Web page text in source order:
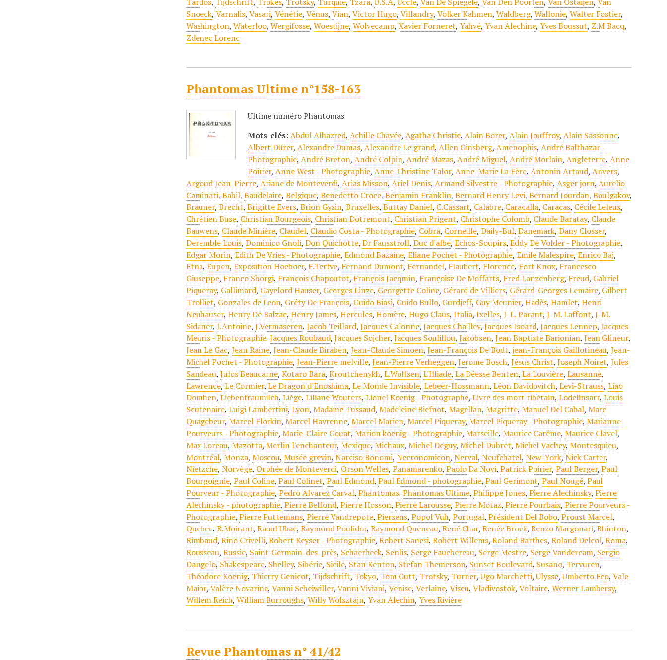
Snoeck,Varnalis,Vasari,Vénétie,Vénus,Vian,Victor Hugo,Villandry,Volker Kahmen,Waldberg,Wallonie,Walter Fostier,
Washington,Waterloo,Wergifosse,Woestijne,Wolvecamp,Xavier Forneret,Yahvé,Yvan Alechine,Yves Boussut, Z.M Bacq,
Zdenec Lorenc
Phantomas Ultime n°158-163
Ultime numéro Phantomas
Mots-clés:Abdul Alhazred,Achille Chavée,Agatha Christie,Alain Borer,Alain Jouffroy,Alain Sassonne,
Albert Dürer,Alexandre Dumas,Alexandre Le grand,Allen Ginsberg,Amenophis,André Balthazar -
Photographie,André Breton,André Colpin,André Mazas,André Miguel,André Morlain,Angleterre,Anne
Poirier,Anne West - Photographie,Anne-Christine Talor,Anne-Marie La Fère,Antonin Artaud,Anvers,
Argoud Jean-Pierre,Ariane de Monteverdi,Arias Misson,Ariel Denis,Armand Silvestre - Photographie,Asger jorn,Aurelio
Caminati,Babil,Baudelaire,Belgique,Benedetto Croce,Benjamin Franklin,Bernard Henry Levi,Bernard Jourdan,Boulgakov,
Brauner,Brecht,Brigitte Evers,Brion Gysin,Bruxelles,Buttay Daniel, C.Cassart, Calabre, Caracalla, Caracas, Cécile Leleux,
Chrétien Buse, Christian Bourgeois, Christian Dotremont, Christian Prigent, Christophe Colomb, Claude Baratay, Claude
Bauwens, Claude Minière, Claudel, Claudio Costa - Photographie, Cobra, Corneille,Daily-Bul,Danemark,Dany Closser,
Deremble Louis,Dominico Gnoli,Don Quichotte,Dr Fausstroll,Duc d'albe,Echos-Soupirs,Eddy De Volder - Photographie,
Edgar Morin,Edith De Vries - Photographie,Edmond Bazaine,Eliane Pochet - Photographie,Emile Malespire,Enrico Baj,
Etna,Eupen,Exposition Hoeboer, F.Terfve, Fernand Dumont, Fernandel, Flaubert, Florence, Fort Knox, Francesco
Giuseppe, Franco Sborgi, François Chapoutot, François Jacqmin, Françoise De Moffarts, Fred Lanzenberg, Freud, Gabriel
Piqueray, Gallimard, Gayelord Hauser, Georges Linze, Georgette Coline, Gérard de Villiers, Gérard-Georges Lemaire, Gilbert
Trolliet, Gonzales de Leon, Gréty De François, Guido Biasi, Guido Bullo, Gurdjeff, Guy Meunier,Hadès,Hamlet,Henri
Neuhauser,Henry De Balzac,Henry James,Hercules,Homère,Hugo Claus,Italia,Ixelles,J-L. Parant,J-M. Laffont,J-M.
Sidaner,J.Antoine,J.Vermaseren,Jacob Teillard,Jacques Calonne,Jacques Chailley,Jacques Isoard,Jacques Lennep,Jacques
Meuris - Photographie,Jacques Roubaud,Jacques Sojcher,Jacques Soulillou,Jakobsen,Jean Baptiste Barionian,Jean Glineur,
Jean Le Gac,Jean Raine,Jean-Claude Biraben,Jean-Claude Simoen,Jean-François De Bodt,jean-François Gaillotineau,Jean-
Michel Pochet - Photographie,Jean-Pierre melville,Jean-Pierre Verheggen,Jerome Bosch,Jésus Christ,Joseph Noiret,Jules
Sandeau,Julos Beaucarne,Kotaro Bara,Kroutchenykh,L.Wolfsen,L'Illiade,La Déesse Benten,La Louvière,Lausanne,
Lawrence,Le Cormier,Le Dragon d'Enoshima,Le Monde Invisible,Lebeer-Hossmann,Léon Davidovitch,Levi-Strauss,Liao
Domhen,Liebenfraumilch,Liège,Liliane Wouters,Lionel Koenig - Photographe,Livre des mort tibétain,Lodelinsart,Louis
Scutenaire,Luigi Lambertini,Lyon,Madame Tussaud,Madeleine Biefnot,Magellan,Magritte,Manuel Del Cabal,Marc
Quagebeur,Marcel Florkin,Marcel Havrenne,Marcel Marien,Marcel Piqueray,Marcel Piqueray - Photographie,Marianne
Pourveurs - Photographie,Marie-Claire Gouat,Marion koenig - Photographie,Marseille,Maurice Carême,Maurice Clavel,
Max Loreau,Mazotta,Merlin l'enchanteur,Mexique,Michaux,Michel Deguy,Michel Dubret,Michel Vachey,Montesquieu,
Montréal,Monza,Moscou,Musée grevin,Narciso Bonomi,Necronomicon,Nerval,Neufchatel,New-York,Nick Carter,
Nietzche,Norvège, Orphée de Monteverdi, Orson Welles,Panamarenko,Paolo Da Novi,Patrick Poirier,Paul Berger,Paul
Bourgoignie,Paul Coline,Paul Colinet,Paul Edmond,Paul Edmond - photographie,Paul Gerimont,Paul Nougé,Paul
Pourveur - Photographie,Pedro Alvarez Carval,Phantomas,Phantomas Ultime,Philippe Jones,Pierre Alechinsky,Pierre
Alechinsky - photographie,Pierre Belfond,Pierre Hosson,Pierre Larousse,Pierre Motaz,Pierre Pourbaix,Pierre Pourveurs -
Photographie,Pierre Puttemans,Pierre Vandrepote,Piersens,Popol Vuh,Portugal,Président Del Bobo,Proust Marcel,
Quebec,R.Moirant,Raoul Ubac,Raymond Poulidor,Raymond Queneau,René Char,Renée Brock,Renzo Margonari,Rhinton,
Rimbaud,Rino Crivelli,Robert Keyser - Photographie,Robert Sanesi,Robert Willems,Roland Barthes,Roland Delcol,Roma,
Rousseau,Russie, Saint-Germain-des-près, Schaerbeek, Senlis, Serge Fauchereau, Serge Mestre, Serge Vandercam, Sergio
Dangelo, Shakespeare, Shelley, Sibérie, Sicile, Stan Kenton, Stefan Themerson, Sunset Boulevard, Susano, Tervuren,
Théodore Koenig, Thierry Genicot, Tijdschrift, Tokyo, Tom Gutt, Trotsky, Turner,Ugo Marchetti,Ulysse,Umberto Eco,Vale
Maior,Valère Novarina,Vanni Scheiwiller,Vanni Viviani,Venise,Verlaine,Viseu,Vladivostok,Voltaire,Werner Lambersy,
Willem Reich,William Burroughs,Willy Wolsztajn,Yvan Alechin,Yves Rivière
Revue Phantomas n° 41/42